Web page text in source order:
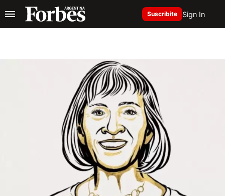
Suscribite Sign In